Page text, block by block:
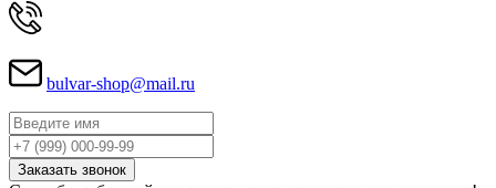
bulvar-shop@mail.ru